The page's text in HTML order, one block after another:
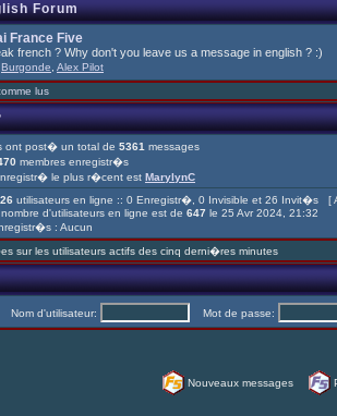
Forum
France Five
french ? Why don't you leave us a message in english ? :)
Burgonde Alex Pilot
lus
ont post� un total de 5361 messages
membres enregistr�s
le plus r�cent est MarylynC
26 utilisateurs en ligne :: 0 Enregistr�, 0 Invisible et 26 Invit�s [
d'utilisateurs en ligne est de 647 le 25 Avr 2024, 21:32
: Aucun
sur les utilisateurs actifs des cinq derni�res minutes
Nom d'utilisateur: Mot de passe:
Nouveaux messages